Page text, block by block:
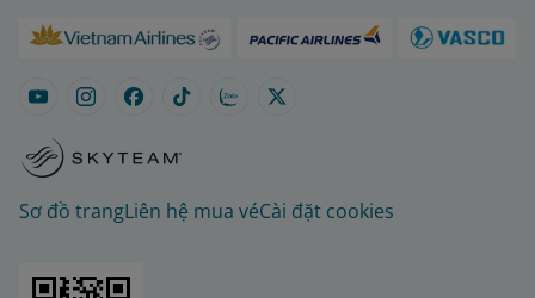
Sơ đồ trangLiên hệ mua véCài đặt cookies